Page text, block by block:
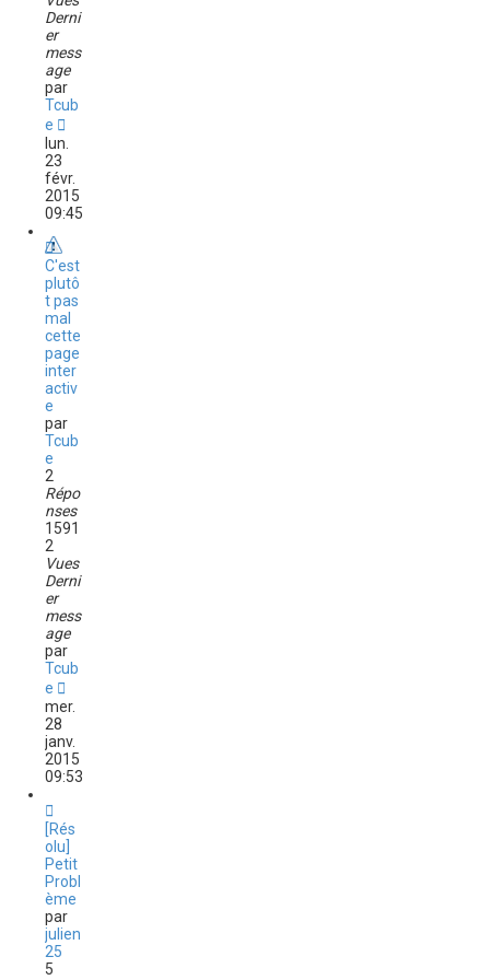
Derni
er
mess
age
par
Tcub
e
lun.
23
févr.
2015
09:45
C'est
plutô
t pas
mal
cette
page
inter
activ
e
par
Tcub
e
2
Répo
nses
1591
2
Vues
Derni
er
mess
age
par
Tcub
e
mer.
28
janv.
2015
09:53
[Rés
olu]
Petit
Probl
ème
par
julien
25
5